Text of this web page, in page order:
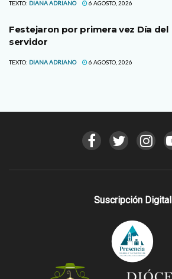
TEXTO: DIANA ADRIANO 6 AGOSTO, 2026
Festejaron por primera vez Día del
servidor
TEXTO: DIANA ADRIANO 6 AGOSTO, 2026
Suscripción Digital